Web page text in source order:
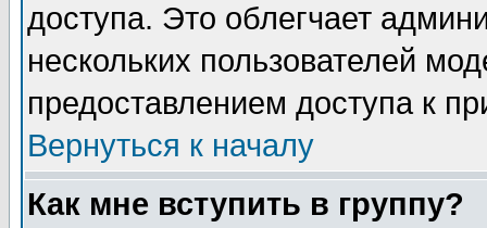
доступа. Это облегчает
нескольких пользователей
предоставлением доступа к
Вернуться к началу
Как мне вступить в группу?